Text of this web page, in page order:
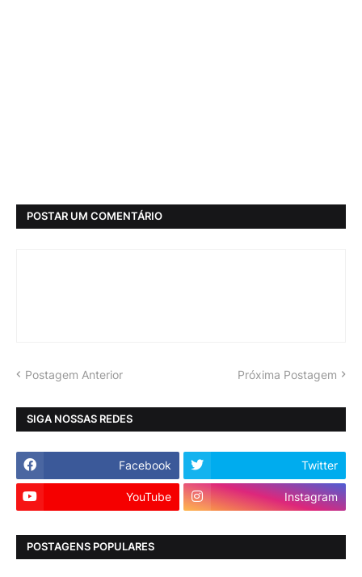
POSTAR UM COMENTÁRIO
Postagem Anterior Próxima Postagem
SIGA NOSSAS REDES
Facebook Twitter
YouTube Instagram
POSTAGENS POPULARES